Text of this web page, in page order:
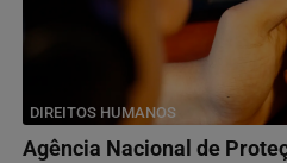
DIREITOS HUMANOS
Agência Nacional de